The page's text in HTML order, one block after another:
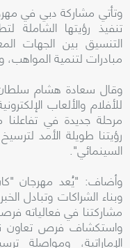
وتأتي مشاركة دبي في
تنفيذ رؤيتها الشاملة
التنسيق بين الجهات
مبادرات لتنمية
وقال سعادة هشام سلطان
للأفلام والألعاب
مرحلة جديدة في
رؤيتنا طويلة الأمد لترسيخ
السينمائي".
وأضاف: "يُعد مهرجان
وبناء الشراكات وتبادل
مشاركتنا في فعالياته
واستكشاف فرص تعاون
الإماراتية، ومواصلة